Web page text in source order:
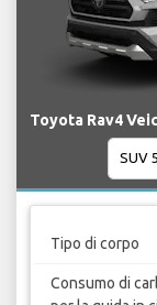
Toyota Rav4
Tipo di corpo
Consumo di